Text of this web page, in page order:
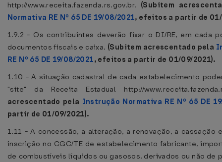
http://www.receita.fazenda.rs.gov.br. (Subitem
Normativa RE Nº 65 DE 19/08/2021, efeitos a partir de
1.9.2 - Os contribuintes deverão fixar o DI/RE, em cada
documentos fiscais e caixa. (Subitem acrescentado pela
RE Nº 65 DE 19/08/2021, efeitos a partir de 01/09/2021).
1.10 - A situação cadastral de cada estabelecimento
"site" da Receita Estadual http://
acrescentado pela Instrução Normativa RE Nº 65 DE
partir de 01/09/2021).
1.11 - A concessão, a alteração, a renovação, a cassação
inscrição no CGC/TE de estabelecimento fabricante,
de combustíveis líquidos ou gasosos, derivados ou não de